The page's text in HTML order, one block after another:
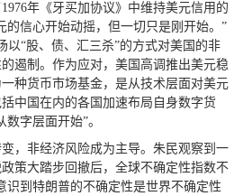
年《牙买加协议》中维持美元信用的
的信心开始动摇，但一切只是刚开始。”
以“股、债、汇三杀”的方式对美国的非
遏制。作为应对，美国高调推出美元稳
种货币市场基金，是从技术层面对美元
中国在内的各国加速布局自身数字货
字层面开始”。
，非经济风险成为主导。朱民观察到一
策大踏步回撤后，全球不确定性指数不
识到特朗普的不确定性是世界不确定性